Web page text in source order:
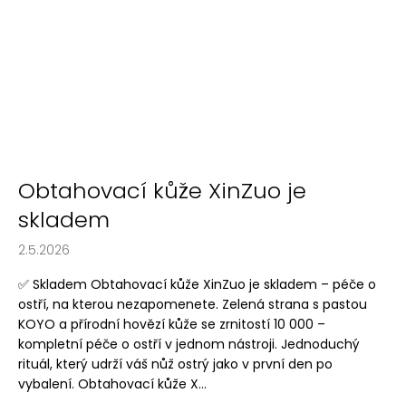
Obtahovací kůže XinZuo je
skladem
2.5.2026
✅ Skladem Obtahovací kůže XinZuo je skladem – péče o
ostří, na kterou nezapomenete. Zelená strana s pastou
KOYO a přírodní hovězí kůže se zrnitostí 10 000 –
kompletní péče o ostří v jednom nástroji. Jednoduchý
rituál, který udrží váš nůž ostrý jako v první den po
vybalení. Obtahovací kůže X...